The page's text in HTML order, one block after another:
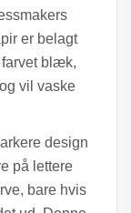
er belagt
farvet blæk,
vil vaske
design
på lettere
bare hvis